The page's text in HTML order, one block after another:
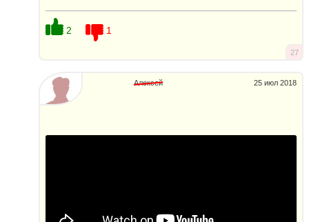
2 1
27
25 июл 2018
Алексей